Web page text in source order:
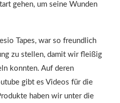
gehen, um seine Wunden
Tapes, war so freundlich
zu stellen, damit wir fleißig
konnten. Auf deren
gibt es Videos für die
haben wir unter die